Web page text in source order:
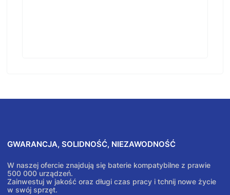
GWARANCJA, SOLIDNOŚĆ, NIEZAWODNOŚĆ
W naszej ofercie znajdują się baterie kompatybilne z prawie
500 000 urządzeń.
Zainwestuj w jakość oraz długi czas pracy i tchnij nowe życie
w swój sprzęt.